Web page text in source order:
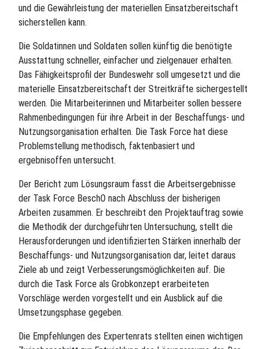
und die Gewährleistung der materiellen Einsatzbereitschaft
sicherstellen kann.
Die Soldatinnen und Soldaten sollen künftig die benötigte
Ausstattung schneller, einfacher und zielgenauer erhalten.
Das Fähigkeitsprofil der Bundeswehr soll umgesetzt und die
materielle Einsatzbereitschaft der Streitkräfte sichergestellt
werden. Die Mitarbeiterinnen und Mitarbeiter sollen bessere
Rahmenbedingungen für ihre Arbeit in der Beschaffungs- und
Nutzungsorganisation erhalten. Die Task Force hat diese
Problemstellung methodisch, faktenbasiert und
ergebnisoffen untersucht.
Der Bericht zum Lösungsraum fasst die Arbeitsergebnisse
der Task Force BeschO nach Abschluss der bisherigen
Arbeiten zusammen. Er beschreibt den Projektauftrag sowie
die Methodik der durchgeführten Untersuchung, stellt die
Herausforderungen und identifizierten Stärken innerhalb der
Beschaffungs- und Nutzungsorganisation dar, leitet daraus
Ziele ab und zeigt Verbesserungsmöglichkeiten auf. Die
durch die Task Force als Grobkonzept erarbeiteten
Vorschläge werden vorgestellt und ein Ausblick auf die
Umsetzungsphase gegeben.
Die Empfehlungen des Expertenrats stellten einen wichtigen